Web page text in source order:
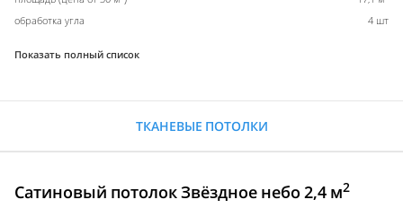
обработка угла 4 шт
Показать полный список
ТКАНЕВЫЕ ПОТОЛКИ
Сатиновый потолок Звёздное небо 2,4 м2